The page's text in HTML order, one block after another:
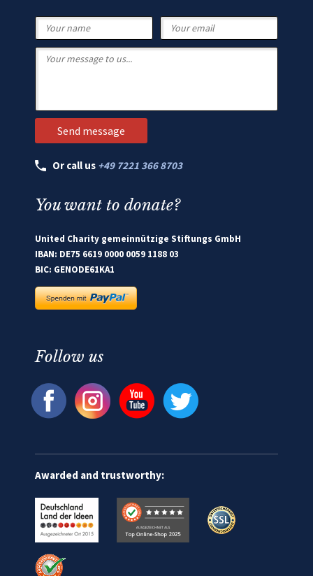
Or call us +49 7221 366 8703
You want to donate?
United Charity gemeinnützige Stiftungs GmbH
IBAN: DE75 6619 0000 0059 1188 03
BIC: GENODE61KA1
Follow us
Awarded and trustworthy: